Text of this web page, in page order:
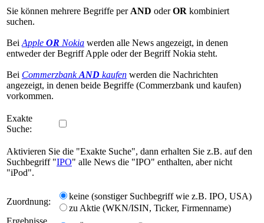
Sie können mehrere Begriffe per AND oderOR kombiniert
suchen.
Bei Apple OR Nokia werden alle News angezeigt, in denen
entweder der Begriff Apple oder der Begriff Nokia steht.
Bei CommerzbankAND kaufen werden die Nachrichten
angezeigt, in denen beide Begriffe (Commerzbank und kaufen)
vorkommen.
Exakte
Suche:
Aktivieren Sie die "Exakte Suche", dann erhalten Sie z.B. auf den
Suchbegriff "IPO" alle News die "IPO" enthalten, aber nicht
"iPod".
Zuordnung:
keine (sonstiger Suchbegriff wie z.B. IPO, USA)
zu Aktie (WKN/ISIN, Ticker, Firmenname)
Ergebnisse